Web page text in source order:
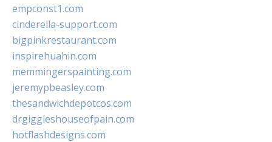
empconst1.com
cinderella-support.com
bigpinkrestaurant.com
inspirehuahin.com
memmingerspainting.com
jeremypbeasley.com
thesandwichdepotcos.com
drgiggleshouseofpain.com
hotflashdesigns.com